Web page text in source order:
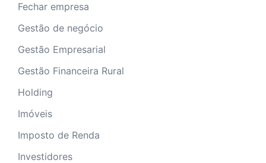
Fechar empresa
Gestão de negócio
Gestão Empresarial
Gestão Financeira Rural
Holding
Imóveis
Imposto de Renda
Investidores